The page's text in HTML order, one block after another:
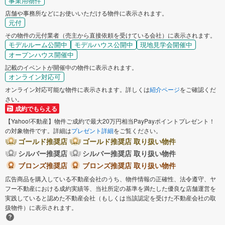
店舗や事務所などにお使いいただける物件に表示されます。
元付
その物件の元付業者（売主から直接依頼を受けている会社）に表示されます。
モデルルーム公開中 モデルハウス公開中
現地見学会開催中
オープンハウス開催中
記載のイベントが開催中の物件に表示されます。
オンライン対応可
オンライン対応可能な物件に表示されます。詳しくは紹介ページをご確認くだ
さい。
成約でもらえる
【Yahoo!不動産】物件ご成約で最大20万円相当PayPayポイントプレゼント！
の対象物件です。詳細はプレゼント詳細をご覧ください。
ゴールド推奨店
ゴールド推奨店 取り扱い物件
シルバー推奨店
シルバー推奨店 取り扱い物件
ブロンズ推奨店
ブロンズ推奨店 取り扱い物件
広告商品を購入している不動産会社のうち、物件情報の正確性、法令遵守、ヤ
フー不動産における成約実績等、当社所定の基準を満たした優良な店舗運営を
実践していると認めた不動産会社（もしくは当該認定を受けた不動産会社の取
扱物件）に表示されます。